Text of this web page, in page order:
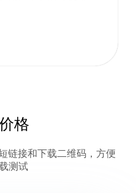
格
链接和下载二维码，方便
测试